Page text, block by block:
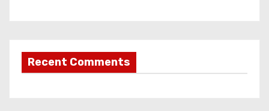
Recent Comments